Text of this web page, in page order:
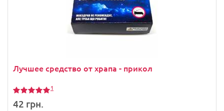
Лучшее средство от храпа - прикол
1
42 грн.